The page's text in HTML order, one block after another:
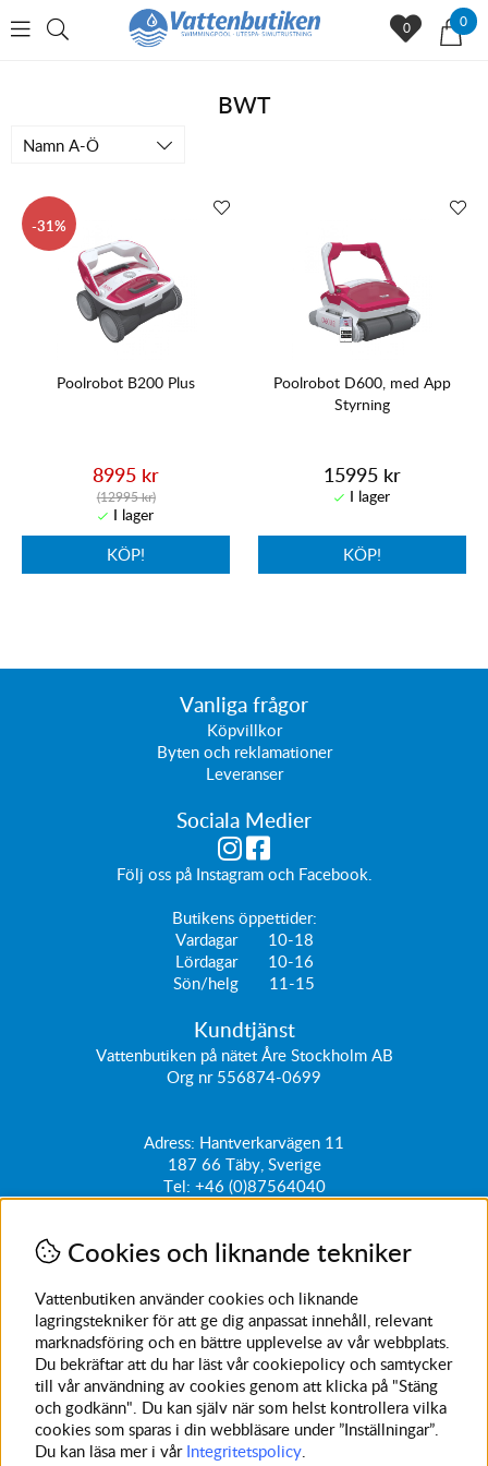
0
0
BWT
Namn A-Ö
31
Poolrobot B200 Plus
8995 kr
(12995 kr)
KÖP!
Poolrobot D600, med App
Styrning
15995 kr
KÖP!
Vanliga frågor
Köpvillkor
Byten och reklamationer
Leveranser
Sociala Medier
Följ oss på Instagramoch Facebook
Butikens öppettider:
Vardagar 10-18
Lördagar 10-16
Sön/helg 11-15
Kundtjänst
Vattenbutiken på nätet Åre Stockholm AB
Org nr 556874-0699
Adress: Hantverkarvägen 11
187 66 Täby, Sverige
Tel: +46 (0)87564040
kundtjanst@vattenbutiken.se
Få vårt nyhetsbrev
Ange din e-post nedan för att ta del av nyheter och
erbjudanden
SKICKA
Avanmäl nyhetsbrev
Cookies och liknande tekniker
Vattenbutiken använder cookies och liknande
lagringstekniker för att ge dig anpassat innehåll, relevant
marknadsföring och en bättre upplevelse av vår webbplats.
Du bekräftar att du har läst vår cookiepolicy och samtycker
till vår användning av cookies genom att klicka på "Stäng
och godkänn". Du kan själv när som helst kontrollera vilka
cookies som sparas i din webbläsare under ”Inställningar”.
Du kan läsa mer i vår Integritetspolicy.